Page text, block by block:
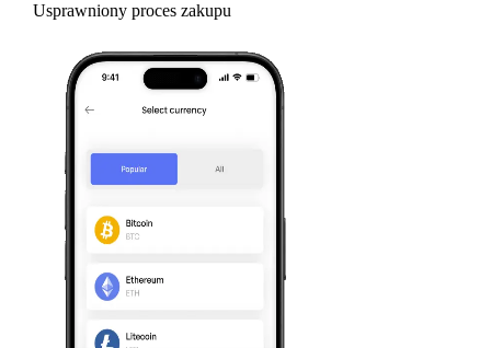
Usprawniony proces zakupu